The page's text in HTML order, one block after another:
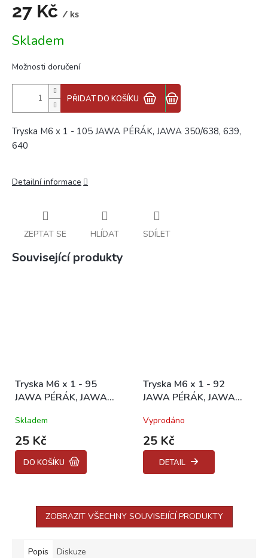
27 Kč / ks
cena:
Skladem
Možnosti doručení
PŘIDAT DO KOŠÍKU
Tryska M6 x 1 - 105 JAWA PÉRÁK, JAWA 350/638, 639,
640
Detailní informace
ZEPTAT SE HLÍDAT SDÍLET
Související produkty
Tryska M6 x 1 - 95
JAWA PÉRÁK, JAWA
Skladem
25 Kč
DO KOŠÍKU
Tryska M6 x 1 - 92
JAWA PÉRÁK, JAWA
Vyprodáno
25 Kč
DETAIL
ZOBRAZIT VŠECHNY SOUVISEJÍCÍ PRODUKTY
Popis Diskuze